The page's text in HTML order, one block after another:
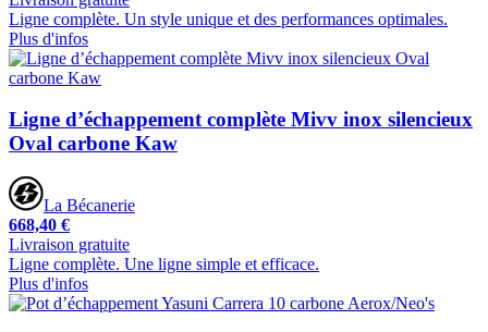
Ligne complète. Un style unique et des performances optimales.
Plus d'infos
Ligne d’échappement complète Mivv inox silencieux
Oval carbone Kaw
La Bécanerie
668,40 €
Livraison gratuite
Ligne complète. Une ligne simple et efficace.
Plus d'infos